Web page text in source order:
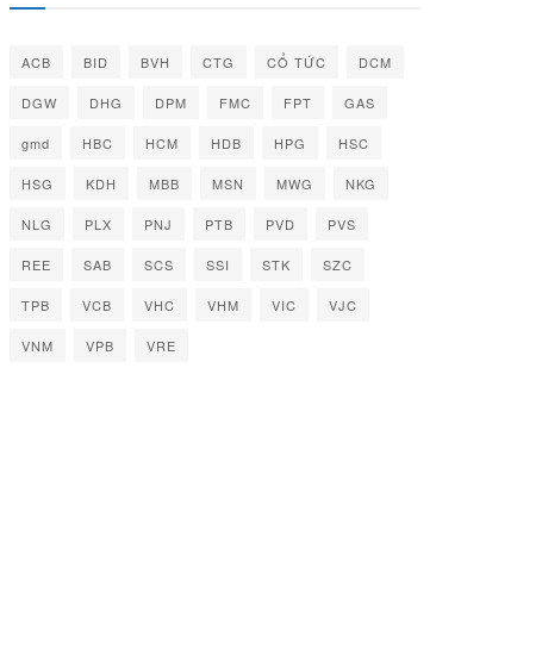
ACB BID BVH CTG CỔ TỨC DCM
DGW DHG DPM FMC FPT GAS
gmd HBC HCM HDB HPG HSC
HSG KDH MBB MSN MWG NKG
NLG PLX PNJ PTB PVD PVS
REE SAB SCS SSI STK SZC
TPB VCB VHC VHM VIC VJC
VNM VPB VRE